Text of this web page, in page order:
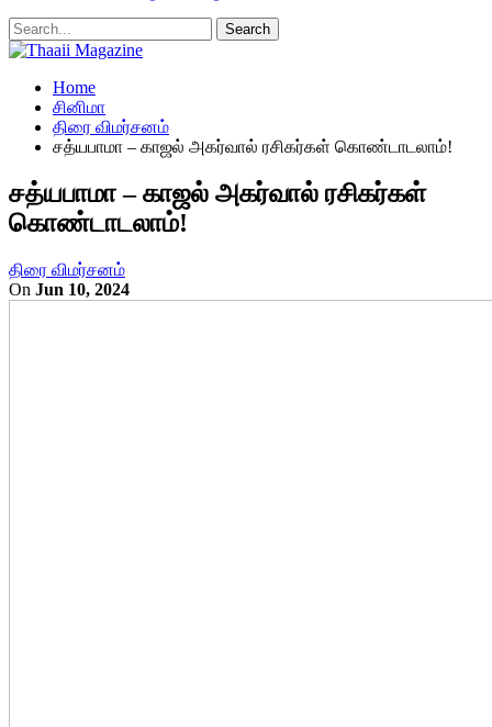
Home
சினிமா
திரை விமர்சனம்
சத்யபாமா – காஜல் அகர்வால் ரசிகர்கள் கொண்டாடலாம்!
சத்யபாமா – காஜல் அகர்வால் ரசிகர்கள்
கொண்டாடலாம்!
திரை விமர்சனம்
On Jun 10, 2024